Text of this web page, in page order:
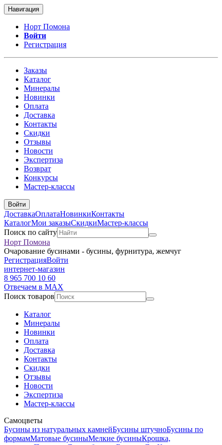
Навигация
Норт Помона
Войти
Регистрация
Заказы
Каталог
Минералы
Новинки
Оплата
Доставка
Контакты
Скидки
Отзывы
Новости
Экспертиза
Возврат
Конкурсы
Мастер-классы
Войти
ДоставкаОплатаНовинкиКонтакты
КаталогМои заказыСкидкиМастер-классы
Поиск по сайту
Норт Помона
Очарование бусинами - бусины, фурнитура, жемчуг
РегистрацияВойти
интернет-магазин
8 965 700 10 60
Отвечаем в MAX
Поиск товаров
Каталог
Минералы
Новинки
Оплата
Доставка
Контакты
Скидки
Отзывы
Новости
Экспертиза
Мастер-классы
Самоцветы
Бусины из натуральных камнейБусины штучноБусины по
формамМатовые бусиныМелкие бусиныКрошка,